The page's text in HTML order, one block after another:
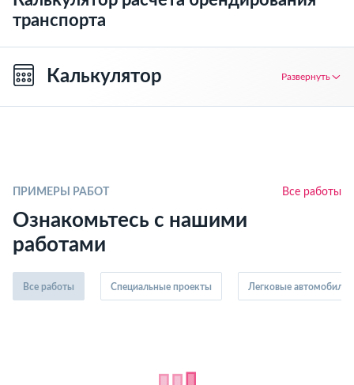
транспорта
Калькулятор Развернуть
ПРИМЕРЫ РАБОТ Все работы
Ознакомьтесь с нашими
работами
Все работы Специальные проекты Легковые автомобили